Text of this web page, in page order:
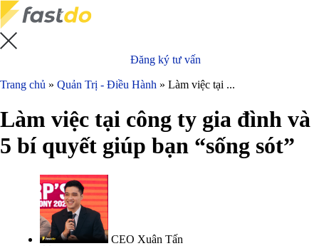
Đăng ký tư vấn
Trang chủ » Quản Trị - Điều Hành » Làm việc tại ...
Làm việc tại công ty gia đình và
5 bí quyết giúp bạn “sống sót”
CEO Xuân Tấn